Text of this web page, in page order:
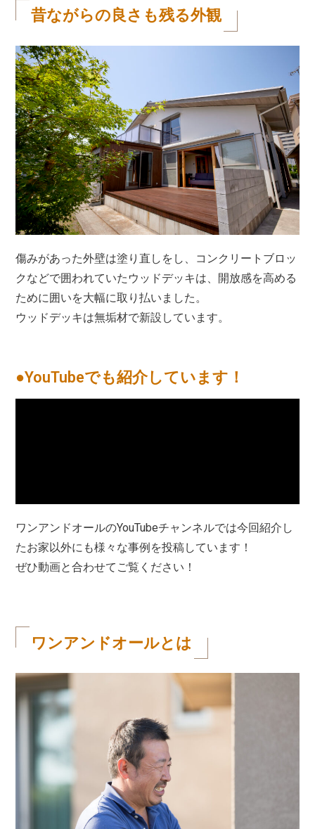
昔ながらの良さも残る外観
傷みがあった外壁は塗り直しをし、コンクリートブロッ
クなどで囲われていたウッドデッキは、開放感を高める
ために囲いを大幅に取り払いました。
ウッドデッキは無垢材で新設しています。
●YouTubeでも紹介しています！
ワンアンドオールのYouTubeチャンネルでは今回紹介し
たお家以外にも様々な事例を投稿しています！
ぜひ動画と合わせてご覧ください！
ワンアンドオールとは